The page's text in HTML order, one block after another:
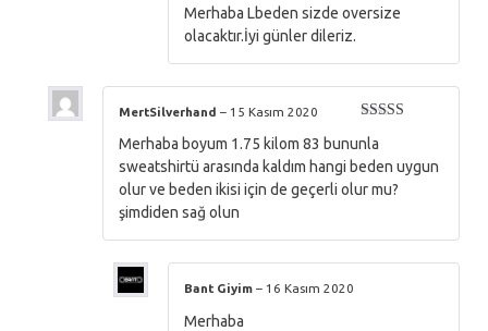
Merhaba Lbeden sizde oversize
olacaktır.İyi günler dileriz.
5oy aldı
MertSilverhand – 15 Kasım 2020
Merhaba boyum 1.75 kilom 83 bununla
sweatshirtü arasında kaldım hangi beden uygun
olur ve beden ikisi için de geçerli olur mu?
şimdiden sağ olun
Bant Giyim – 16 Kasım 2020
Merhaba